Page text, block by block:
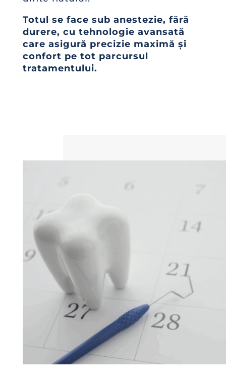
Totul se face sub anestezie, fără
durere, cu tehnologie avansată
care asigură precizie maximă și
confort pe tot parcursul
tratamentului.